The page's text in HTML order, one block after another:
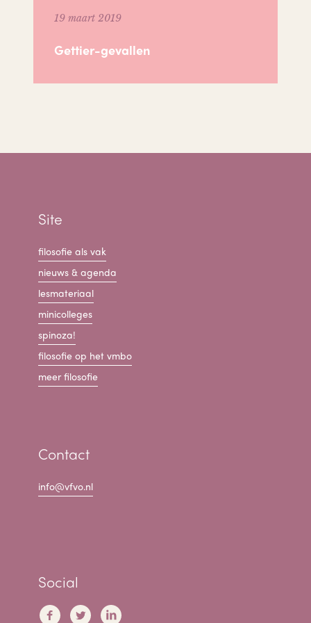
19 maart 2019
Gettier-gevallen
Site
filosofie als vak
nieuws & agenda
lesmateriaal
minicolleges
spinoza!
filosofie op het vmbo
meer filosofie
Contact
info@vfvo.nl
Social